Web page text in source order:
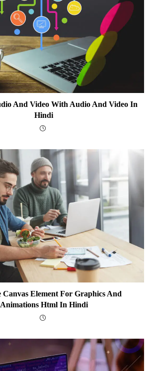
And Video With Audio And Video In
Hindi
Canvas Element For Graphics And
Animations Html In Hindi